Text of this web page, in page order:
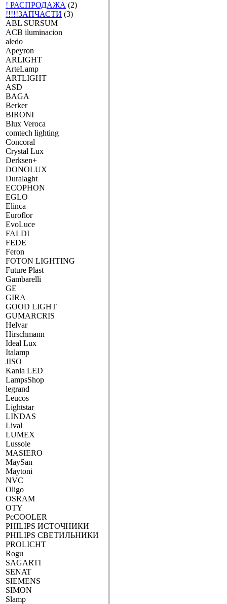
! РАСПРОДАЖА (2)
!!!!!ЗАПЧАСТИ (3)
ABL SURSUM
ACB iluminacion
aledo
Apeyron
ARLIGHT
ArteLamp
ARTLIGHT
ASD
BAGA
Berker
BIRONI
Blux Veroca
comtech lighting
Concoral
Crystal Lux
Derksen+
DONOLUX
Duralaght
ECOPHON
EGLO
Elinca
Euroflor
EvoLuce
FALDI
FEDE
Feron
FOTON LIGHTING
Future Plast
Gambarelli
GE
GIRA
GOOD LIGHT
GUMARCRIS
Helvar
Hirschmann
Ideal Lux
Italamp
JISO
Kania LED
LampsShop
legrand
Leucos
Lightstar
LINDAS
Lival
LUMEX
Lussole
MASIERO
MaySan
Maytoni
NVC
Oligo
OSRAM
OTY
PcCOOLER
PHILIPS ИСТОЧНИКИ
PHILIPS СВЕТИЛЬНИКИ
PROLICHT
Rogu
SAGARTI
SENAT
SIEMENS
SIMON
Slamp